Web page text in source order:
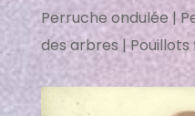
Perruche ondulée |
des arbres | Pouillots